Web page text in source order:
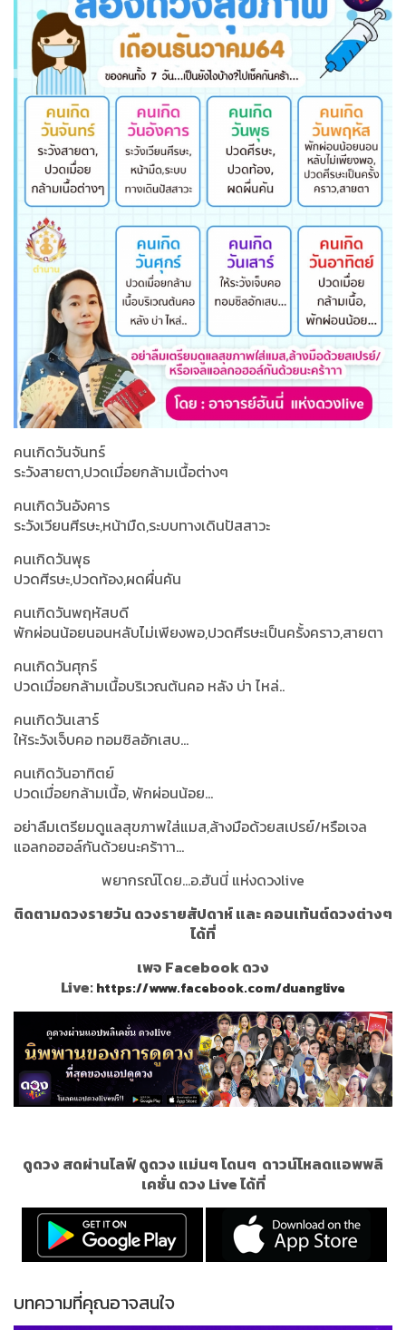
คนเกิดวันจันทร์
ระวังสายตา,ปวดเมื่อยกล้ามเนื้อต่างๆ
คนเกิดวันอังคาร
ระวังเวียนศีรษะ,หน้ามืด,ระบบทางเดินปัสสาวะ
คนเกิดวันพุธ
ปวดศีรษะ,ปวดท้อง,ผดผื่นคัน
คนเกิดวันพฤหัสบดี
พักผ่อนน้อยนอนหลับไม่เพียงพอ,ปวดศีรษะเป็นครั้งคราว,สายตา
คนเกิดวันศุกร์
ปวดเมื่อยกล้ามเนื้อบริเวณต้นคอ หลัง บ่า ไหล่..
คนเกิดวันเสาร์
ให้ระวังเจ็บคอ ทอมซิลอักเสบ...
คนเกิดวันอาทิตย์
ปวดเมื่อยกล้ามเนื้อ, พักผ่อนน้อย...
อย่าลืมเตรียมดูแลสุขภาพใส่แมส,ล้างมือด้วยสเปรย์/หรือเจล
แอลกอฮอล์กันด้วยนะคร้าาา...
พยากรณ์โดย...อ.ฮันนี่ แห่งดวงlive
ติดตามดวงรายวัน ดวงรายสัปดาห์ และ คอนเท้นต์ดวงต่างๆ
ได้ที่
เพจ Facebook ดวง
Live:https://www.facebook.com/duanglive
ดูดวง สดผ่านไลฟ์ ดูดวง แม่นๆ โดนๆ ดาวน์โหลดแอพพลิ
เคชั่น ดวง Live ได้ที่
บทความที่คุณอาจสนใจ